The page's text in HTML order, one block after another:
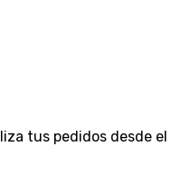
tus pedidos desde el